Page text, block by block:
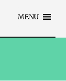
MENU